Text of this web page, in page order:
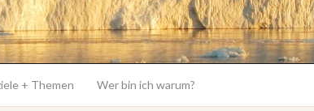
+ Themen Wer bin ich warum?